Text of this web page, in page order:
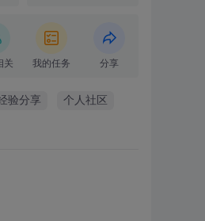
关 我的任务 分享
验分享 个人社区